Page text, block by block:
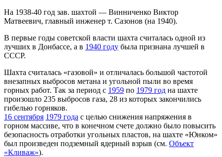
На 1938-40 год зав. шахтой — Винниченко Виктор
Матвеевич, главный инженер т. Сазонов (на 1940).
В первые годы советской власти шахта считалась одной из
лучших в Донбассе, а в 1940 году была признана лучшей в
СССР.
Шахта считалась «газовой» и отличалась большой частотой
внезапных выбросов метана и угольной пыли во время
горных работ. Так за период с 1959 по 1979 год на шахте
произошло 235 выбросов газа, 28 из которых закончились
гибелью горняков.
16 сентября 1979 года с целью снижения напряжения в
горном массиве, что в конечном счете должно было повысить
безопасность отработки угольных пластов, на шахте «Юнком»
был произведен подземный ядерный взрыв (см. Объект
«Кливаж»).